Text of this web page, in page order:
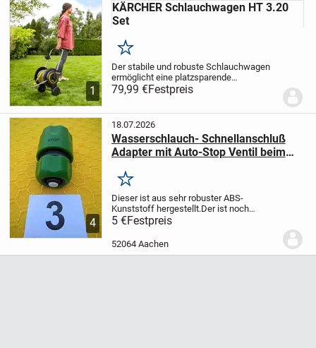
1
KÄRCHER Schlauchwagen HT 3.20
Set
Merken
Der stabile und robuste Schlauchwagen
ermöglicht eine platzsparende
Aufbewahrung des Gartenschlauchs und
ist sehr komfortabel in der Handhabung.
der Schlauch...
79,99 €Festpreis
4
18.07.2026
Wasserschlauch- Schnellanschluß
Adapter mit Auto-Stop Ventil beim
Merken
Dieser ist aus sehr robuster ABS-
Kunststoff hergestellt.Der ist noch
vollkommen NEU und unbenutzt.
Preis im Handel für diesen hier
angebotenen ist derzeit 8,75 EUR.
5 €Festpreis
52064 Aachen